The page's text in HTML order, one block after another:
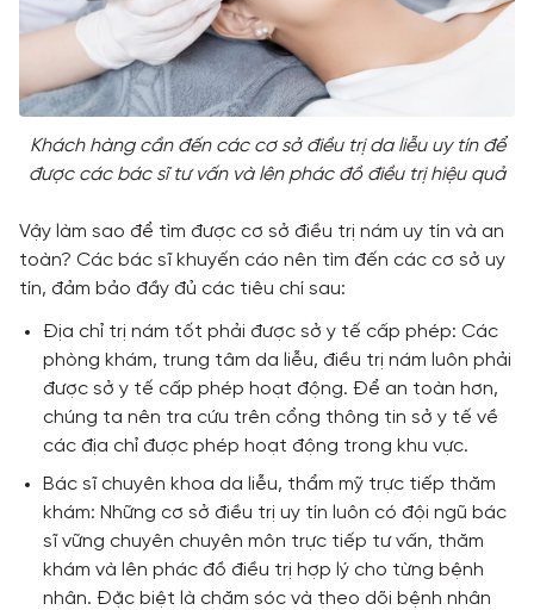
Khách hàng cần đến các cơ sở điều trị da liễu uy tín để
được các bác sĩ tư vấn và lên phác đồ điều trị hiệu quả
Vậy làm sao để tìm được cơ sở điều trị nám uy tín và an
toàn? Các bác sĩ khuyến cáo nên tìm đến các cơ sở uy
tín, đảm bảo đầy đủ các tiêu chí sau:
Địa chỉ trị nám tốt phải được sở y tế cấp phép: Các
phòng khám, trung tâm da liễu, điều trị nám luôn phải
được sở y tế cấp phép hoạt động. Để an toàn hơn,
chúng ta nên tra cứu trên cổng thông tin sở y tế về
các địa chỉ được phép hoạt động trong khu vực.
Bác sĩ chuyên khoa da liễu, thẩm mỹ trực tiếp thăm
khám: Những cơ sở điều trị uy tín luôn có đội ngũ bác
sĩ vững chuyên chuyên môn trực tiếp tư vấn, thăm
khám và lên phác đồ điều trị hợp lý cho từng bệnh
nhân. Đặc biệt là chăm sóc và theo dõi bệnh nhân